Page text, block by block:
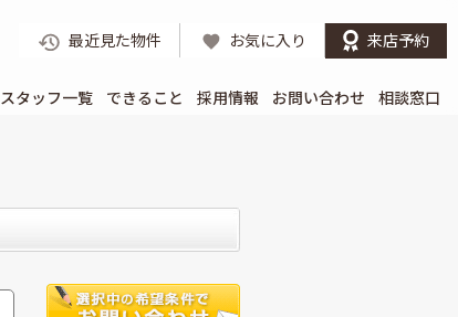
最近見た物件 お気に入り 来店予約
スタッフ一覧 できること 採用情報 お問い合わせ 相談窓口